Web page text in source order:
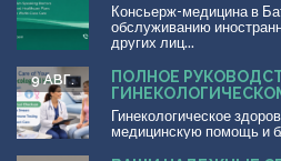
Консьерж-медицина в
обслуживанию
других лиц...
ПОЛНОЕ
9 АВГ.
Гинекологическое
медицинскую помощь и